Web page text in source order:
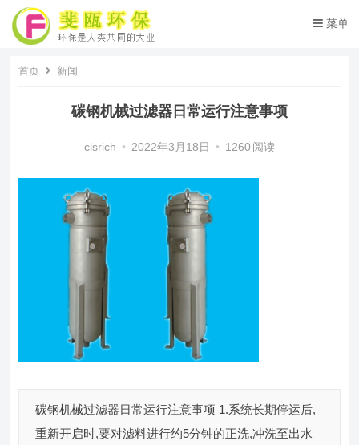
菜单
首页 新闻
碳钢机械过滤器日常运行注意事项
clsrich • 2022年3月18日 • 1260 阅读
碳钢机械过滤器日常运行注意事项 1.系统长期停运后,
重新开启时,要对滤料进行约5分钟的正洗,冲洗至出水